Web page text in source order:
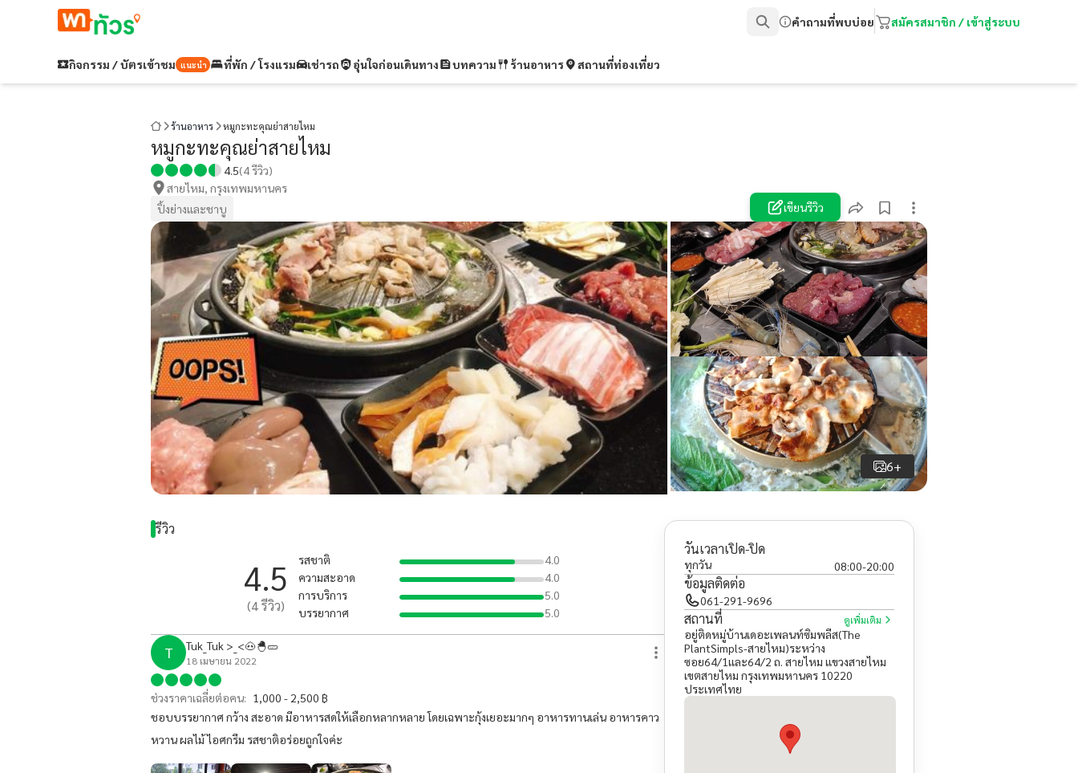
คำถามที่พบบ่อย สมัครสมาชิก / เข้าสู่ระบบ
กิจกรรม / บัตรเข้าชม แนะนำ ที่พัก / โรงแรม เช่ารถ อุ่นใจก่อนเดินทาง บทความ ร้านอาหาร สถานที่ท่องเที่ยว
ร้านอาหาร หมูกะทะคุณย่าสายไหม
หมูกะทะคุณย่าสายไหม
4.5(4รีวิว)
สายไหม, กรุงเทพมหานคร
ปิ้งย่างและชาบู
เขียนรีวิว
6+
รีวิว
4.5
(4รีวิว)
รสชาติ
4.0
ความสะอาด
4.0
การบริการ
5.0
บรรยากาศ
5.0
T Tuk_Tuk >_<🐽🐣🥒
18 เมษายน 2022
ช่วงราคาเฉลี่ยต่อคน: 1,000 - 2,500 ฿
ชอบบรรยากาศ กว้าง สะอาด มีอาหารสดให้เลือกหลากหลาย โดยเฉพาะกุ้งเยอะมากๆ อาหารทานเล่น อาหารคาว
หวาน ผลไม้ ไอศกรีม รสชาติอร่อยถูกใจค่ะ
วันเวลาเปิด-ปิด
ทุกวัน 08:00-20:00
ข้อมูลติดต่อ
061-291-9696
สถานที่ ดูเพิ่มเติม
อยู่ติดหมู่บ้านเดอะเพลนท์ซิมพลีส(The
PlantSimpls-สายไหม)ระหว่าง
ซอย64/1เเละ64/2 ถ. สายไหม แขวงสายไหม
เขตสายไหม กรุงเทพมหานคร 10220
ประเทศไทย